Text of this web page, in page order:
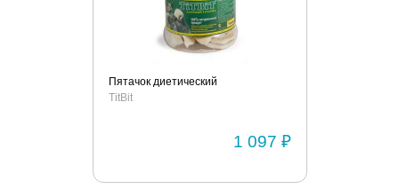
Пятачок диетический
TitBit
1 097 ₽